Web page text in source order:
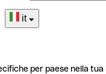
it
per paese nella tua